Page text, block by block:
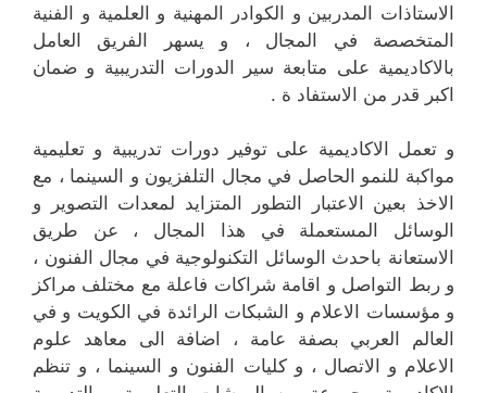
الاستاذات المدربين و الكوادر المهنية و العلمية و الفنية
المتخصصة في المجال ، و يسهر الفريق العامل
بالاكاديمية على متابعة سير الدورات التدريبية و ضمان
اكبر قدر من الاستفاد ة .
و تعمل الاكاديمية على توفير دورات تدريبية و تعليمية
مواكبة للنمو الحاصل في مجال التلفزيون و السينما ، مع
الاخذ بعين الاعتبار التطور المتزايد لمعدات التصوير و
الوسائل المستعملة في هذا المجال ، عن طريق
الاستعانة باحدث الوسائل التكنولوجية في مجال الفنون ،
و ربط التواصل و اقامة شراكات فاعلة مع مختلف مراكز
و مؤسسات الاعلام و الشبكات الرائدة في الكويت و في
العالم العربي بصفة عامة ، اضافة الى معاهد علوم
الاعلام و الاتصال ، و كليات الفنون و السينما ، و تنظم